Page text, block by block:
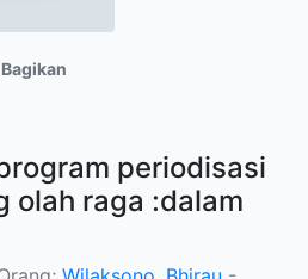
periodisasi
olah raga :dalam